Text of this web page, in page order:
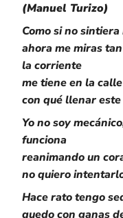
(Manuel Turizo)
Como si no sintiera
ahora me miras
la corriente
me tiene en la
con qué llenar
Yo no soy
funciona
reanimando un
no quiero
Hace rato tengo
quedo con ganas